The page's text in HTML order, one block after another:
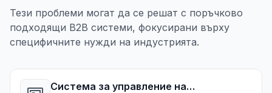
Тези проблеми могат да се решат с поръчково
подходящи B2B системи, фокусирани върху
специфичните нужди на индустрията.
Система за управление на